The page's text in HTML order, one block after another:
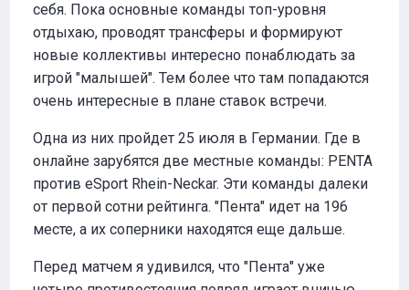
себя. Пока основные команды топ-уровня
отдыхаю, проводят трансферы и формируют
новые коллективы интересно понаблюдать за
игрой "малышей". Тем более что там попадаются
очень интересные в плане ставок встречи.
Одна из них пройдет 25 июля в Германии. Где в
онлайне зарубятся две местные команды: PENTA
против eSport Rhein-Neckar. Эти команды далеки
от первой сотни рейтинга. "Пента" идет на 196
месте, а их соперники находятся еще дальше.
Перед матчем я удивился, что "Пента" уже